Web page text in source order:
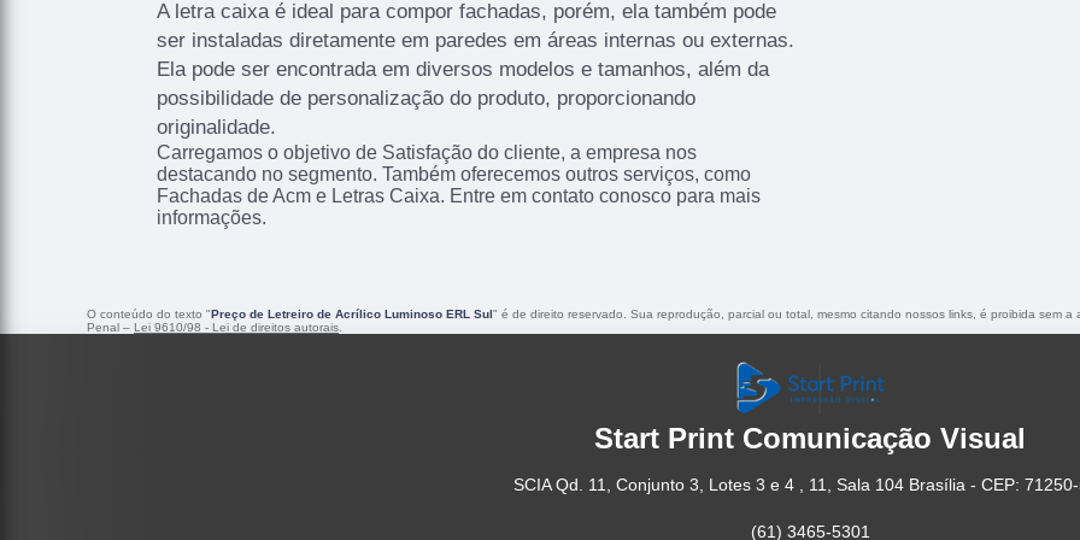
A letra caixa é ideal para compor fachadas, porém, ela também pode
ser instaladas diretamente em paredes em áreas internas ou externas.
Ela pode ser encontrada em diversos modelos e tamanhos, além da
possibilidade de personalização do produto, proporcionando
originalidade.
Carregamos o objetivo de Satisfação do cliente, a empresa nos
destacando no segmento. Também oferecemos outros serviços, como
Fachadas de Acm e Letras Caixa. Entre em contato conosco para mais
informações.
O conteúdo do texto "Preço de Letreiro de Acrílico Luminoso ERL Sul" é de direito reservado. Sua reprodução, parcial ou total, mesmo citando nossos links, é proibida sem
Penal – Lei 9610/98 - Lei de direitos autorais
Start Print Comunicação Visual
SCIA Qd. 11, Conjunto 3, Lotes 3 e 4 , 11, Sala 104 Brasília - CEP:
(61) 3465-5301